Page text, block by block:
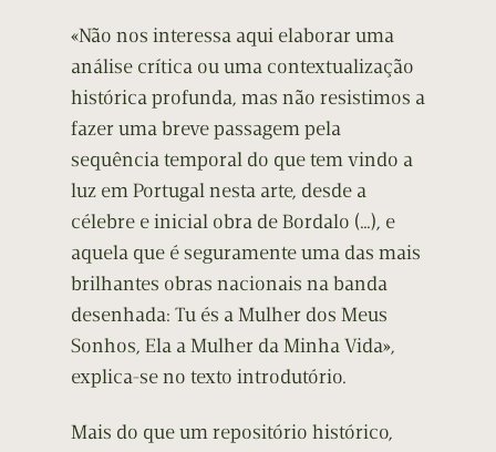
«Não nos interessa aqui elaborar uma
análise crítica ou uma contextualização
histórica profunda, mas não resistimos a
fazer uma breve passagem pela
sequência temporal do que tem vindo a
luz em Portugal nesta arte, desde a
célebre e inicial obra de Bordalo (…), e
aquela que é seguramente uma das mais
brilhantes obras nacionais na banda
desenhada: Tu és a Mulher dos Meus
Sonhos, Ela a Mulher da Minha Vida»,
explica-se no texto introdutório.
Mais do que um repositório histórico,